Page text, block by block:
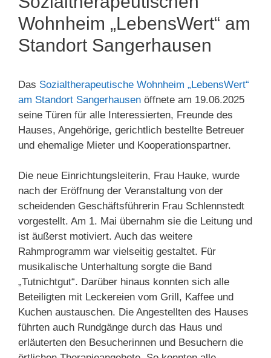
Wohnheim „LebensWert“ am
Standort Sangerhausen
Das Sozialtherapeutische Wohnheim „LebensWert“
am Standort Sangerhausen öffnete am 19.06.2025
seine Türen für alle Interessierten, Freunde des
Hauses, Angehörige, gerichtlich bestellte Betreuer
und ehemalige Mieter und Kooperationspartner.
Die neue Einrichtungsleiterin, Frau Hauke, wurde
nach der Eröffnung der Veranstaltung von der
scheidenden Geschäftsführerin Frau Schlennstedt
vorgestellt. Am 1. Mai übernahm sie die Leitung und
ist äußerst motiviert. Auch das weitere
Rahmprogramm war vielseitig gestaltet. Für
musikalische Unterhaltung sorgte die Band
„Tutnichtgut“. Darüber hinaus konnten sich alle
Beteiligten mit Leckereien vom Grill, Kaffee und
Kuchen austauschen. Die Angestellten des Hauses
führten auch Rundgänge durch das Haus und
erläuterten den Besucherinnen und Besuchern die